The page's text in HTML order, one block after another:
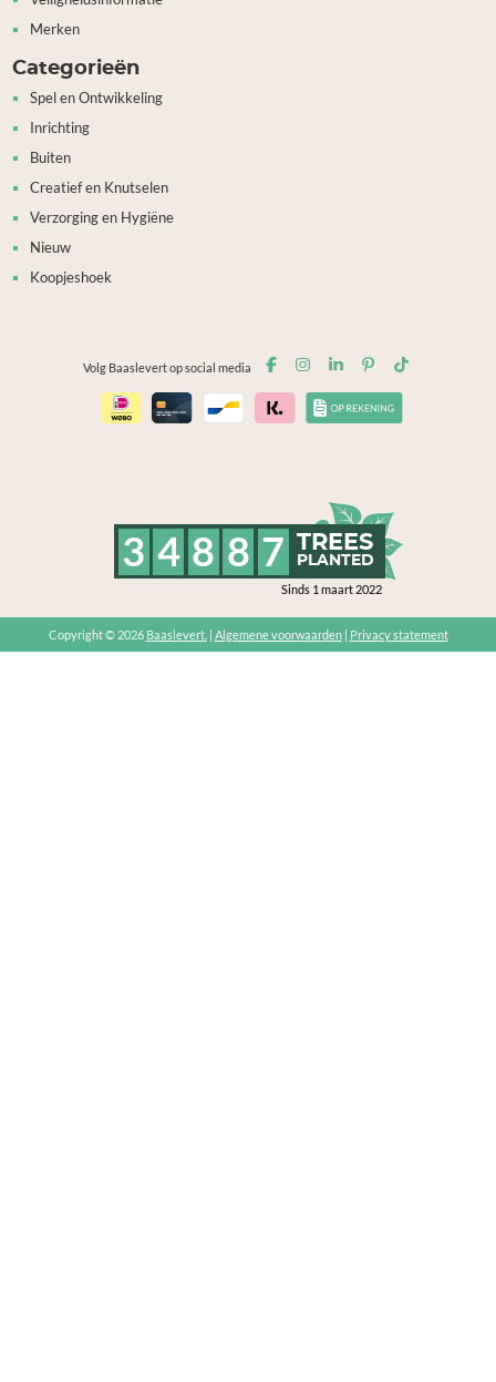
Merken
Categorieën
Spel en Ontwikkeling
Inrichting
Buiten
Creatief en Knutselen
Verzorging en Hygiëne
Nieuw
Koopjeshoek
Volg Baaslevert op social media
3 4 8 8 7 TREES
PLANTED
Sinds 1 maart 2022
Copyright © 2026 Baaslevert. Algemene voorwaarden| Privacy statement